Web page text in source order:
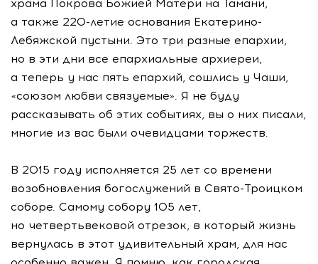
храма Покрова Божией Матери на Тамани,
а также 220-летие основания Екатерино-
Лебяжской пустыни. Это три разные епархии,
но в эти дни все епархиальные архиереи,
а теперь у нас пять епархий, сошлись у Чаши,
«союзом любви связуемые». Я не буду
рассказывать об этих событиях, вы о них писали,
многие из вас были очевидцами торжеств.
В 2015 году исполняется 25 лет со времени
возобновления богослужений в Свято-Троицком
соборе. Самому собору 105 лет,
но четвертьвековой отрезок, в который жизнь
вернулась в этот удивительный храм, для нас